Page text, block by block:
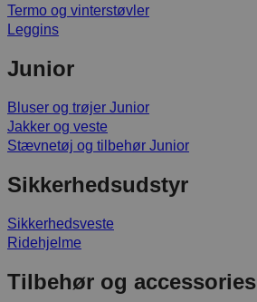
Termo og vinterstøvler
Leggins
Junior
Bluser og trøjer Junior
Jakker og veste
Stævnetøj og tilbehør Junior
Sikkerhedsudstyr
Sikkerhedsveste
Ridehjelme
Tilbehør og accessories